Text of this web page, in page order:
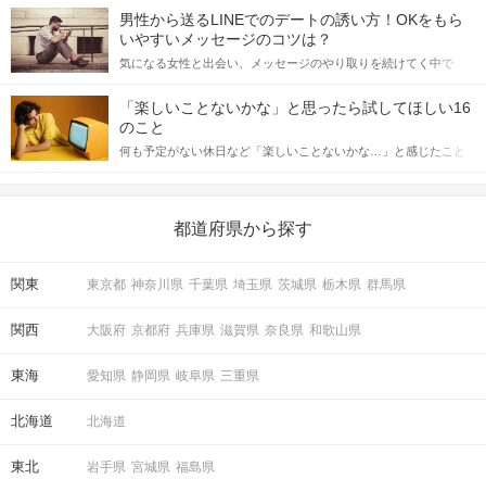
てアプローチできるかにも左右されます。 これから恋人作りを本
格的に始めようとしている方は、女性が異性を求めて出すサイン
をしっかりと理解し、正しい行動に移せるかどうかが重要。 この
記事では、女性が話しかけて欲しい時に出すサインとその心理を
合にどのような行動に繋げるべきかをご紹介していきます。
男性から送るLINEでのデートの誘い方！OKをもら
いやすいメッセージのコツは？
気になる女性と出会い、メッセージのやり取りを続けてく中で
しかし、中には「どう誘ったらいいの？」とお困りの男性もいら
っしゃるのではないでしょうか。 そこで今回は、男性から女性へ
送るLINEでのデートの誘い方のコツをご紹介します。例文も混じ
えながら解説するので、ぜひ参考にしてください。
「楽しいことないかな」と思ったら試してほしい16
のこと
何も予定がない休日など「楽しいことないかな…」と感じたこと
の楽しいことアイデアを集めました♪ いままさに楽しいことを探し
都道府県から探す
関東 東京都 神奈川県 千葉県 埼玉県 茨城県 栃木県 群馬県
関西 大阪府 京都府 兵庫県 滋賀県 奈良県 和歌山県
東海 愛知県 静岡県 岐阜県 三重県
北海道 北海道
東北 岩手県 宮城県 福島県